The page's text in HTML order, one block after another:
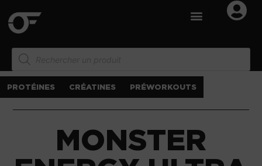
PROTÉINES CRÉATINES PRÉWORKOUTS
MONSTER